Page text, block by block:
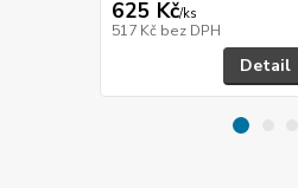
625 Kč/ks
517 Kč bez DPH
Detail